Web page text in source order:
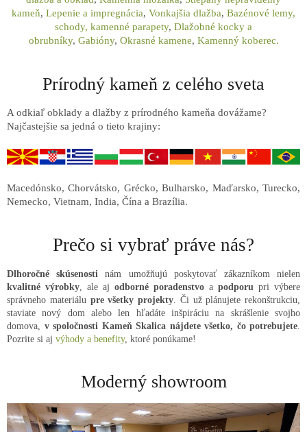
kameň, Lepenie a impregnácia, Vonkajšia dlažba, Bazénové lemy,
schody, kamenné parapety, Dlažobné kocky a
obrubníky, Gabióny, Okrasné kamene, Kamenný koberec.
Prírodný kameň z celého sveta
A odkiaľ obklady a dlažby z prírodného kameňa dovážame?
Najčastejšie sa jedná o tieto krajiny:
Macedónsko, Chorvátsko, Grécko, Bulharsko, Maďarsko, Turecko,
Nemecko, Vietnam, India, Čína a Brazília.
Prečo si vybrať práve nás?
Dlhoročné skúsenosti nám umožňujú poskytovať zákazníkom nielen
kvalitné výrobky , ale aj odborné poradenstvo a podporu pri výbere
správneho materiálu pre všetky projekty . Či už plánujete rekonštrukciu,
staviate nový dom alebo len hľadáte inšpiráciu na skrášlenie svojho
domova, v spoločnosti Kameň Skalica nájdete všetko, čo potrebujete
Pozrite si aj výhody a benefity, ktoré ponúkame!
Moderný showroom